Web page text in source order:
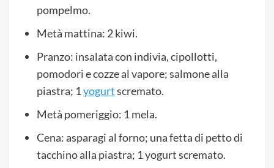
pompelmo.
Metà mattina: 2 kiwi.
Pranzo: insalata con indivia, cipollotti,
pomodori e cozze al vapore; salmone alla
piastra; 1yogurtscremato.
Metà pomeriggio: 1 mela.
Cena: asparagi al forno; una fetta di petto di
tacchino alla piastra; 1 yogurt scremato.